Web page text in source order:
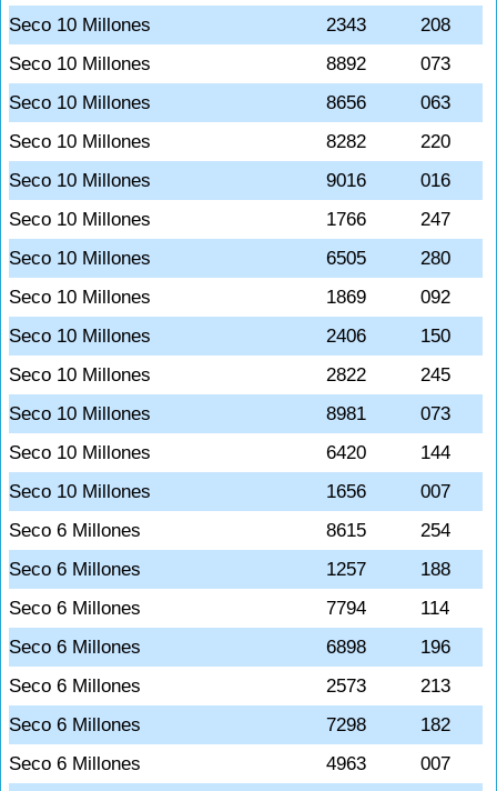
Seco 10 Millones
2343
208
Seco 10 Millones
8892
073
Seco 10 Millones
8656
063
Seco 10 Millones
8282
220
Seco 10 Millones
9016
016
Seco 10 Millones
1766
247
Seco 10 Millones
6505
280
Seco 10 Millones
1869
092
Seco 10 Millones
2406
150
Seco 10 Millones
2822
245
Seco 10 Millones
8981
073
Seco 10 Millones
6420
144
Seco 10 Millones
1656
007
Seco 6 Millones
8615
254
Seco 6 Millones
1257
188
Seco 6 Millones
7794
114
Seco 6 Millones
6898
196
Seco 6 Millones
2573
213
Seco 6 Millones
7298
182
Seco 6 Millones
4963
007